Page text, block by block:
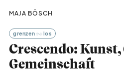
MAJA BÖSCH
grenzen los
Crescendo: Kunst,
Gemeinschaft